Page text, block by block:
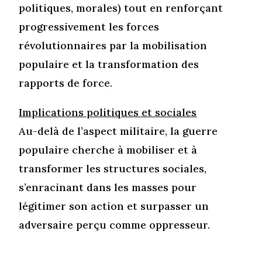
politiques, morales) tout en renforçant
progressivement les forces
révolutionnaires par la mobilisation
populaire et la transformation des
rapports de force.
Implications politiques et sociales
Au-delà de l’aspect militaire, la guerre
populaire cherche à mobiliser et à
transformer les structures sociales,
s’enracinant dans les masses pour
légitimer son action et surpasser un
adversaire perçu comme oppresseur.